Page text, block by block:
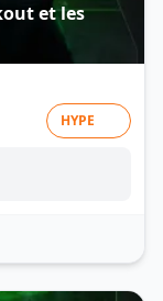
et les
HYPE